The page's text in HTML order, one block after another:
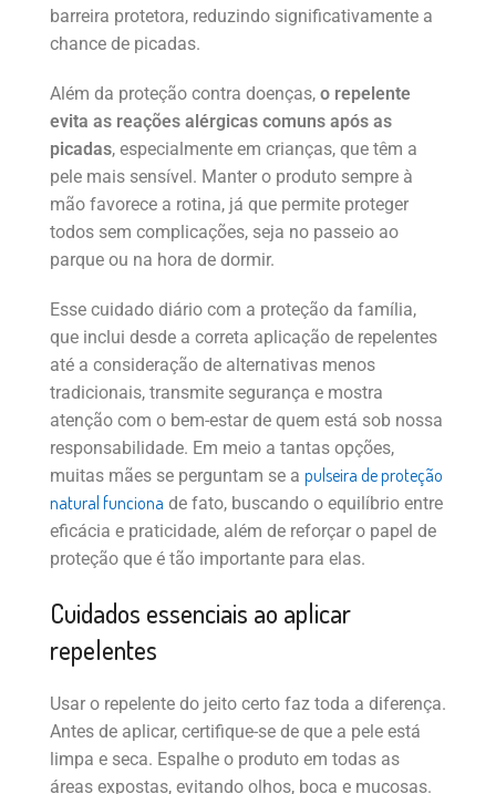
barreira protetora, reduzindo significativamente a
chance de picadas.
Além da proteção contra doenças, o repelente
evita as reações alérgicas comuns após as
picadas, especialmente em crianças, que têm a
pele mais sensível. Manter o produto sempre à
mão favorece a rotina, já que permite proteger
todos sem complicações, seja no passeio ao
parque ou na hora de dormir.
Esse cuidado diário com a proteção da família,
que inclui desde a correta aplicação de repelentes
até a consideração de alternativas menos
tradicionais, transmite segurança e mostra
atenção com o bem-estar de quem está sob nossa
responsabilidade. Em meio a tantas opções,
muitas mães se perguntam se a pulseira de proteção
natural funciona de fato, buscando o equilíbrio entre
eficácia e praticidade, além de reforçar o papel de
proteção que é tão importante para elas.
Cuidados essenciais ao aplicar
repelentes
Usar o repelente do jeito certo faz toda a diferença.
Antes de aplicar, certifique-se de que a pele está
limpa e seca. Espalhe o produto em todas as
áreas expostas, evitando olhos, boca e mucosas.